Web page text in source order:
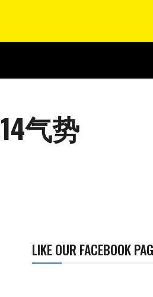
气势
LIKE OUR FACEBOOK